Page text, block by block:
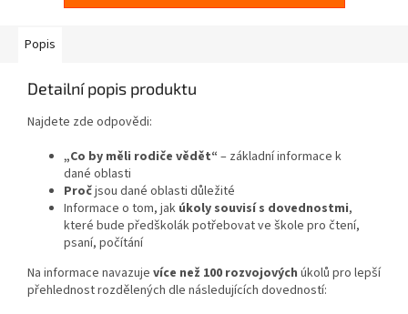
Popis
Detailní popis produktu
Najdete zde odpovědi:
„Co by měli rodiče vědět“ – základní informace k
dané oblasti
Pročjsou dané oblasti důležité
Informace o tom, jak úkoly souvisí s dovednostmi,
které bude předškolák potřebovat ve škole pro čtení,
psaní, počítání
Na informace navazuje více než 100 rozvojových úkolů pro lepší
přehlednost rozdělených dle následujících dovedností: